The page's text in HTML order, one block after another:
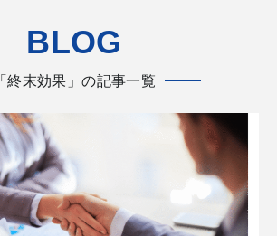
BLOG
「終末効果」の記事一覧